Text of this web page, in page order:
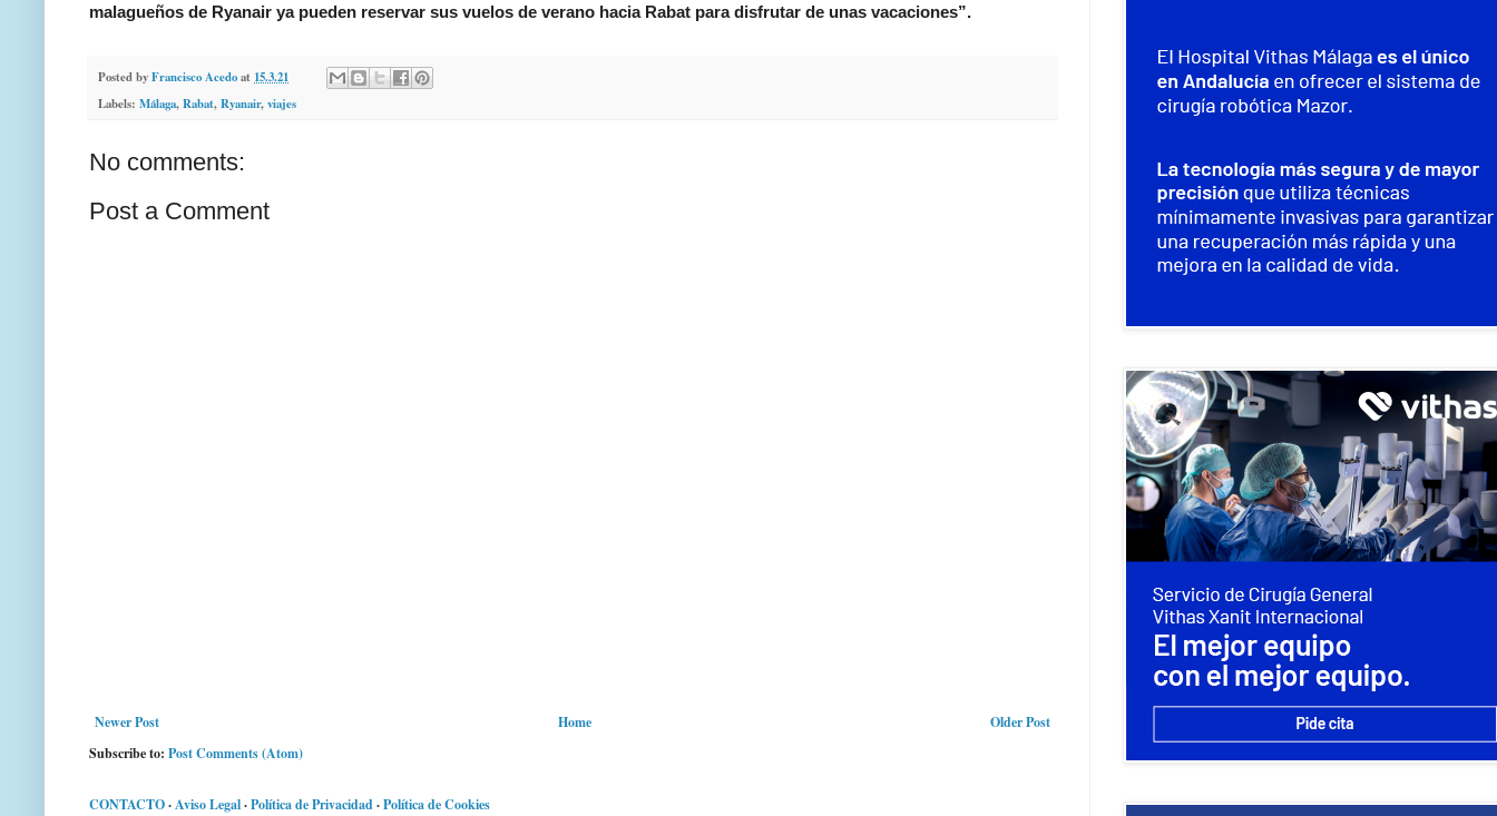
malagueños de Ryanair ya pueden reservar sus vuelos de verano hacia Rabat para disfrutar de unas vacaciones”.
Posted byFrancisco Acedoat 15.3.21
Labels: Málaga,Rabat,Ryanair,viajes
No comments:
Post a Comment
Newer Post Older Post
Home
Subscribe to: Post Comments (Atom)
CONTACTO·Aviso Legal·Política de Privacidad·Política de Cookies